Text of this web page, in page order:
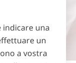
indicare una
un
a vostra